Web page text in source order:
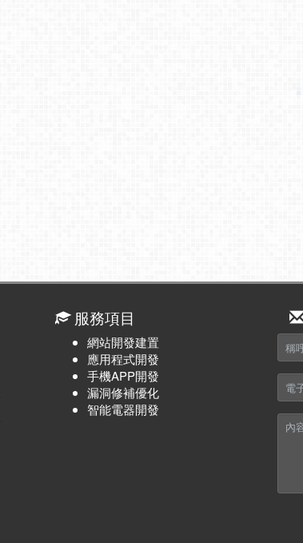
服務項目
網站開發建置
應用程式開發
手機APP開發
漏洞修補優化
智能電器開發